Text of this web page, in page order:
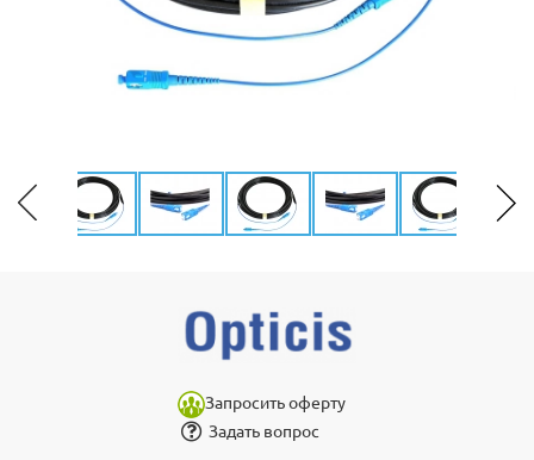
Запросить оферту
Задать вопрос